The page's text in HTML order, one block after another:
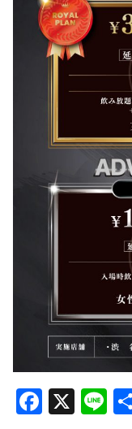
Facebook
X